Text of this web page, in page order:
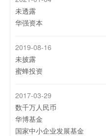
未透露
华强资本
2019-08-16
未披露
蜜蜂投资
2017-03-29
数千万人民币
华博基金
国家中小企业发展基金